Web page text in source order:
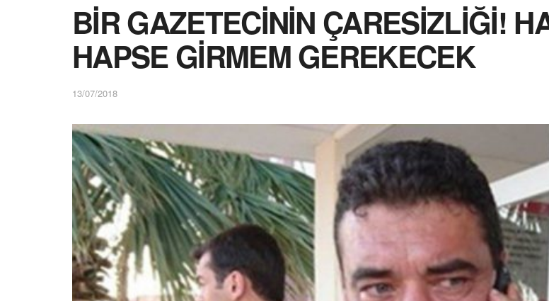
BİR GAZETECİNİN ÇARESİZLİĞİ!
HAPSE GİRMEM GEREKECEK
13/07/2018